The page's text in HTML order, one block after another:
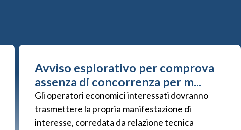
Avviso esplorativo per comprova
assenza di concorrenza per m...
Gli operatori economici interessati dovranno
trasmettere la propria manifestazione di
interesse, corredata da relazione tecnica